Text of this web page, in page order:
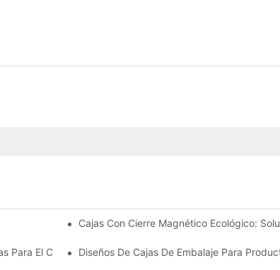
Opción Para Un Embalaje Premium
Cajas Con Cierre Magnético Ecológico:
Para El Cuidado De La PielDiseños De Cajas De Embalaje Para